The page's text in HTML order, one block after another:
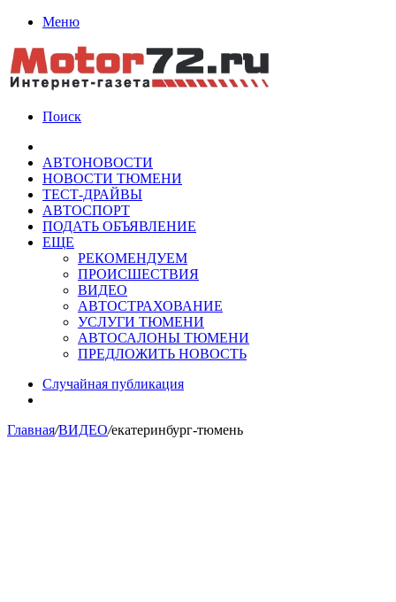
Меню
Поиск
АВТОНОВОСТИ
НОВОСТИ ТЮМЕНИ
ТЕСТ-ДРАЙВЫ
АВТОСПОРТ
ПОДАТЬ ОБЪЯВЛЕНИЕ
ЕЩЕ
РЕКОМЕНДУЕМ
ПРОИСШЕСТВИЯ
ВИДЕО
АВТОСТРАХОВАНИЕ
УСЛУГИ ТЮМЕНИ
АВТОСАЛОНЫ ТЮМЕНИ
ПРЕДЛОЖИТЬ НОВОСТЬ
Случайная публикация
Главная/ВИДЕО/екатеринбург-тюмень